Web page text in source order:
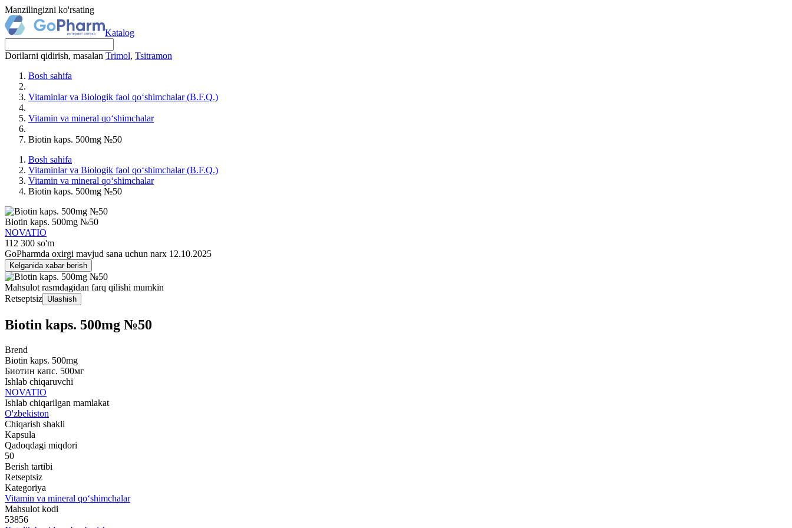
Manzilingizni ko'rsating
Katalog
Dorilarni qidirish, masalan Trimol, Tsitramon
Bosh sahifa
Vitaminlar va Biologik faol qo‘shimchalar (B.F.Q.)
Vitamin va mineral qo‘shimchalar
Biotin kaps. 500mg №50
Bosh sahifa
Vitaminlar va Biologik faol qo‘shimchalar (B.F.Q.)
Vitamin va mineral qo‘shimchalar
Biotin kaps. 500mg №50
Biotin kaps. 500mg №50
NOVATIO
112 300 so'm
GoPharmda oxirgi mavjud sana uchun narx 12.10.2025
Kelganida xabar berish
Mahsulot rasmdagidan farq qilishi mumkin
Retseptsiz Ulashish
Biotin kaps. 500mg №50
Brend
Biotin kaps. 500mg
Биотин капс. 500мг
Ishlab chiqaruvchi
NOVATIO
Ishlab chiqarilgan mamlakat
O'zbekiston
Chiqarish shakli
Kapsula
Qadoqdagi miqdori
50
Berish tartibi
Retseptsiz
Kategoriya
Vitamin va mineral qo‘shimchalar
Mahsulot kodi
53856